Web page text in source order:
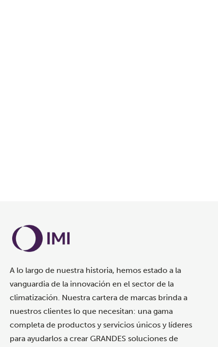
A lo largo de nuestra historia, hemos estado a la
vanguardia de la innovación en el sector de la
climatización. Nuestra cartera de marcas brinda a
nuestros clientes lo que necesitan: una gama
completa de productos y servicios únicos y líderes
para ayudarlos a crear GRANDES soluciones de